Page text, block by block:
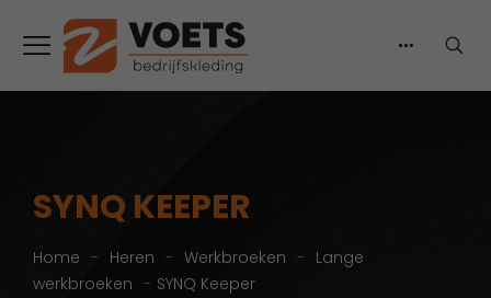
SYNQ KEEPER
Home - Heren - Werkbroeken - Lange
werkbroeken - SYNQ Keeper